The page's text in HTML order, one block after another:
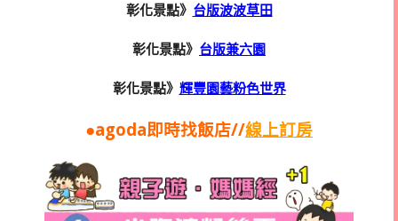
彰化景點》 台版波波草田
彰化景點》 台版兼六園
彰化景點》 輝豐園藝粉色世界
●agoda即時找飯店//線上訂房